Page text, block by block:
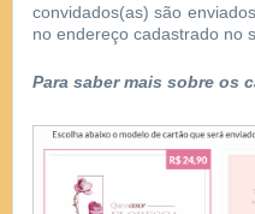
convidados(as) são
no endereço cadastrado no
Para saber mais sobre os